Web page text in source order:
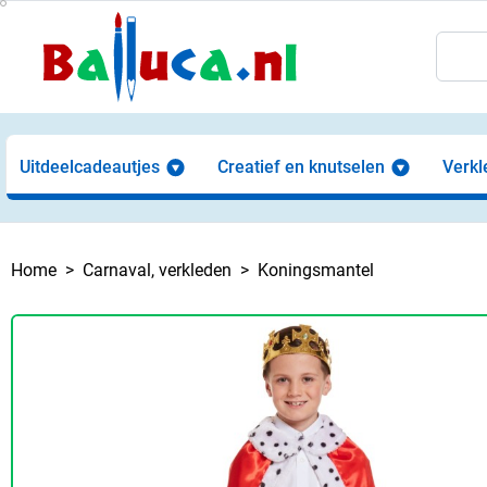
Uitdeelcadeautjes Creatief en knutselen
Home Carnaval, verkleden Koningsmantel